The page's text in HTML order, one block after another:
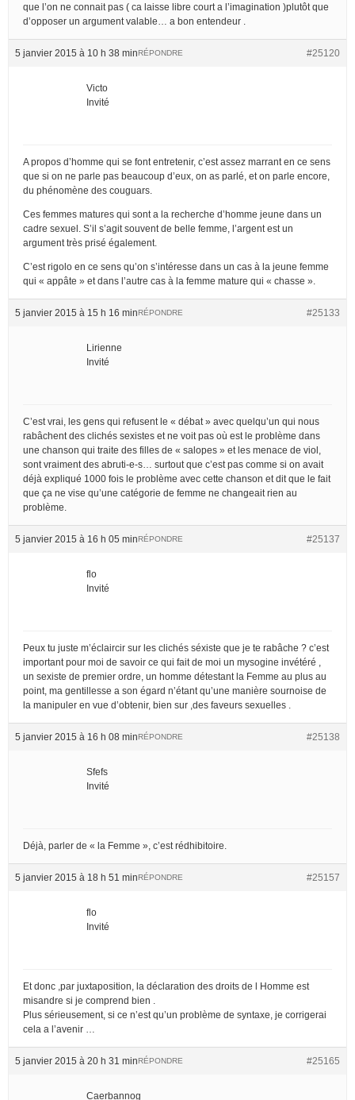
que l’on ne connait pas ( ca laisse libre court a l’imagination )plutôt que
d’opposer un argument valable… a bon entendeur .
5 janvier 2015 à 10 h 38 min #25120
RÉPONDRE
Victo
Invité
A propos d’homme qui se font entretenir, c’est assez marrant en ce sens
que si on ne parle pas beaucoup d’eux, on as parlé, et on parle encore,
du phénomène des couguars.
Ces femmes matures qui sont a la recherche d’homme jeune dans un
cadre sexuel. S’il s’agit souvent de belle femme, l’argent est un
argument très prisé également.
C’est rigolo en ce sens qu’on s’intéresse dans un cas à la jeune femme
qui « appâte » et dans l’autre cas à la femme mature qui « chasse ».
5 janvier 2015 à 15 h 16 min #25133
RÉPONDRE
Lirienne
Invité
C’est vrai, les gens qui refusent le « débat » avec quelqu’un qui nous
rabâchent des clichés sexistes et ne voit pas où est le problème dans
une chanson qui traite des filles de « salopes » et les menace de viol,
sont vraiment des abruti-e-s… surtout que c’est pas comme si on avait
déjà expliqué 1000 fois le problème avec cette chanson et dit que le fait
que ça ne vise qu’une catégorie de femme ne changeait rien au
problème.
5 janvier 2015 à 16 h 05 min #25137
RÉPONDRE
flo
Invité
Peux tu juste m’éclaircir sur les clichés séxiste que je te rabâche ? c’est
important pour moi de savoir ce qui fait de moi un mysogine invétéré ,
un sexiste de premier ordre, un homme détestant la Femme au plus au
point, ma gentillesse a son égard n’étant qu’une manière sournoise de
la manipuler en vue d’obtenir, bien sur ,des faveurs sexuelles .
5 janvier 2015 à 16 h 08 min #25138
RÉPONDRE
Sfefs
Invité
Déjà, parler de « la Femme », c’est rédhibitoire.
5 janvier 2015 à 18 h 51 min #25157
RÉPONDRE
flo
Invité
Et donc ,par juxtaposition, la déclaration des droits de l Homme est
misandre si je comprend bien .
Plus sérieusement, si ce n’est qu’un problème de syntaxe, je corrigerai
cela a l’avenir …
5 janvier 2015 à 20 h 31 min #25165
RÉPONDRE
Caerbannog